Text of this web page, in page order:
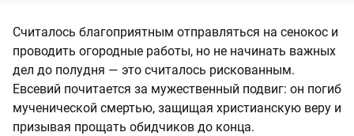
Считалось благоприятным отправляться на сенокос и
проводить огородные работы, но не начинать важных
дел до полудня — это считалось рискованным.
Евсевий почитается за мужественный подвиг: он погиб
мученической смертью, защищая христианскую веру и
призывая прощать обидчиков до конца.